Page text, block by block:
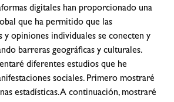
digitales han proporcionado una
que ha permitido que las
y opiniones individuales se conecten y
barreras geográficas y culturales.
diferentes estudios que he
sociales. Primero mostraré
estadísticas. A continuación, mostraré